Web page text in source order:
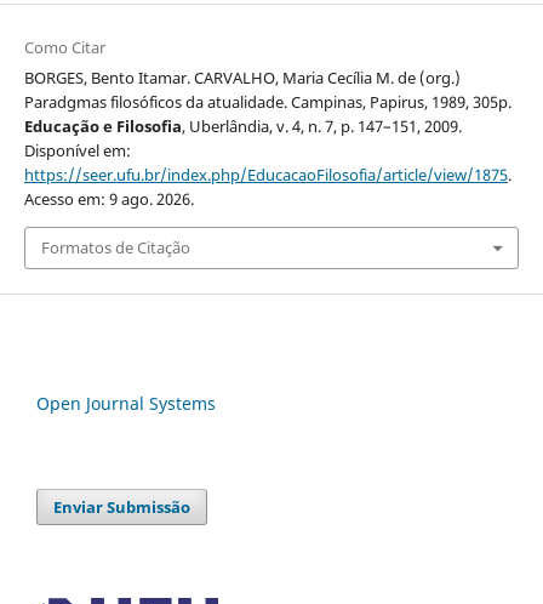
Como Citar
BORGES, Bento Itamar. CARVALHO, Maria Cecília M. de (org.)
Paradgmas filosóficos da atualidade. Campinas, Papirus, 1989, 305p.
Educação e Filosofia, Uberlândia, v. 4, n. 7, p. 147–151, 2009.
Disponível em:
https://seer.ufu.br/index.php/EducacaoFilosofia/article/view/1875.
Acesso em: 9 ago. 2026.
Formatos de Citação
Open Journal Systems
Enviar Submissão